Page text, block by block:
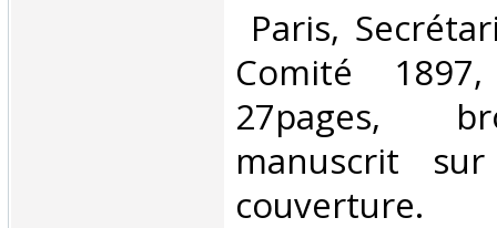
Paris,
Comité
27pages,
manuscrit
couverture. ‎